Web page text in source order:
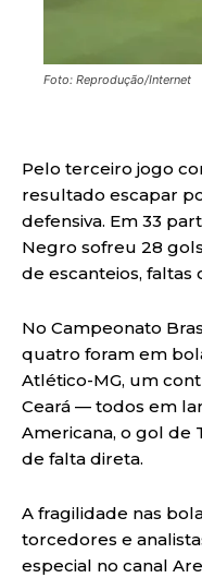
Foto: Reprodução/Internet
Pelo terceiro jogo
resultado escapar
defensiva. Em 33
Negro sofreu 28
de escanteios, faltas
No Campeonato
quatro foram em
Atlético-MG, um
Ceará — todos em
Americana, o gol de
de falta direta.
A fragilidade nas
torcedores e
especial no canal